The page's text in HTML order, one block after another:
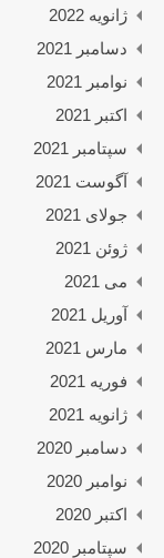
ژانویه 2022
دسامبر 2021
نوامبر 2021
اکتبر 2021
سپتامبر 2021
آگوست 2021
جولای 2021
ژوئن 2021
می 2021
آوریل 2021
مارس 2021
فوریه 2021
ژانویه 2021
دسامبر 2020
نوامبر 2020
اکتبر 2020
سپتامبر 2020